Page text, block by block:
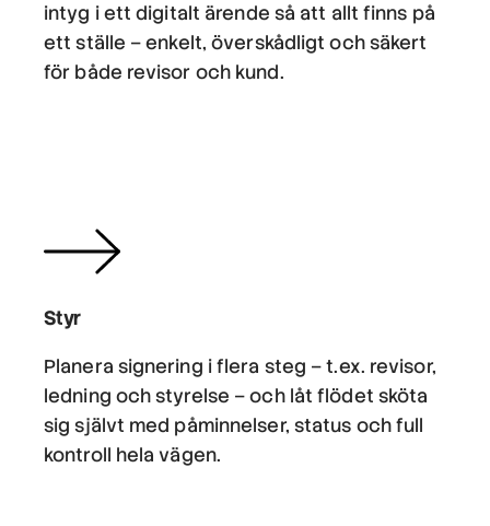
intyg i ett digitalt ärende så att allt finns på
ett ställe – enkelt, överskådligt och säkert
för både revisor och kund.
Styr
Planera signering i flera steg – t.ex. revisor,
ledning och styrelse – och låt flödet sköta
sig självt med påminnelser, status och full
kontroll hela vägen.